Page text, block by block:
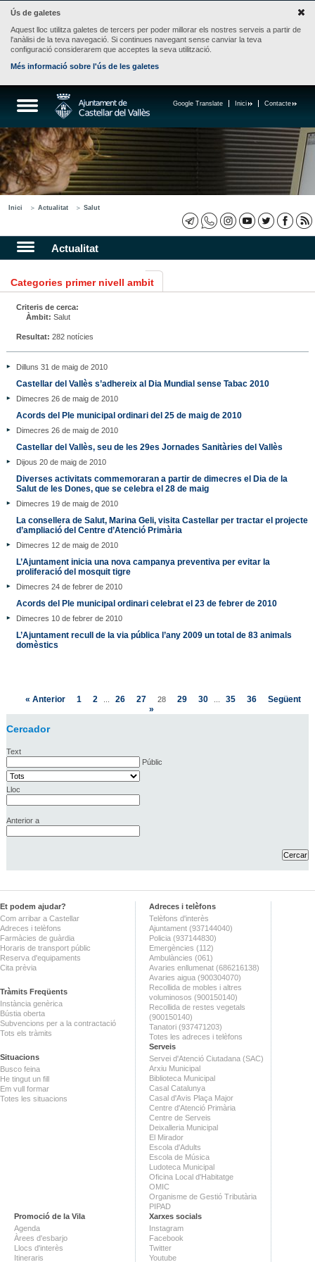
Ús de galetes
Aquest lloc utilitza galetes de tercers per poder millorar els nostres serveis a partir de
l'anàlisi de la teva navegació. Si continues navegant sense canviar la teva
configuració considerarem que acceptes la seva utilització.
Més informació sobre l'ús de les galetes
Contacte
Inici
Google Translate
Inici Actualitat Salut
Actualitat
Categories primer nivell ambit
Criteris de cerca:
Àmbit: Salut
Resultat: 282 notícies
Dilluns 31 de maig de 2010
Castellar del Vallès s’adhereix al Dia Mundial sense Tabac 2010
Dimecres 26 de maig de 2010
Acords del Ple municipal ordinari del 25 de maig de 2010
Dimecres 26 de maig de 2010
Castellar del Vallès, seu de les 29es Jornades Sanitàries del Vallès
Dijous 20 de maig de 2010
Diverses activitats commemoraran a partir de dimecres el Dia de la
Salut de les Dones, que se celebra el 28 de maig
Dimecres 19 de maig de 2010
La consellera de Salut, Marina Geli, visita Castellar per tractar el projecte
d’ampliació del Centre d’Atenció Primària
Dimecres 12 de maig de 2010
L’Ajuntament inicia una nova campanya preventiva per evitar la
proliferació del mosquit tigre
Dimecres 24 de febrer de 2010
Acords del Ple municipal ordinari celebrat el 23 de febrer de 2010
Dimecres 10 de febrer de 2010
L’Ajuntament recull de la via pública l’any 2009 un total de 83 animals
domèstics
« Anterior 1 2 26 27 28 29 30 35 36
Següent
»
Cercador
Text
Públic
Lloc
Anterior a
Et podem ajudar?
Com arribar a Castellar
Adreces i telèfons
Farmàcies de guàrdia
Horaris de transport públic
Reserva d'equipaments
Cita prèvia
Tràmits Freqüents
Instància genèrica
Bústia oberta
Subvencions per a la contractació
Tots els tràmits
Situacions
Busco feina
He tingut un fill
Em vull formar
Totes les situacions
Adreces i telèfons
Telèfons d'interès
Ajuntament (937144040)
Policia (937144830)
Emergències (112)
Ambulàncies (061)
Avaries enllumenat (686216138)
Avaries aigua (900304070)
Recollida de mobles i altres
voluminosos (900150140)
Recollida de restes vegetals
(900150140)
Tanatori (937471203)
Totes les adreces i telèfons
Serveis
Servei d'Atenció Ciutadana (SAC)
Arxiu Municipal
Biblioteca Municipal
Casal Catalunya
Casal d'Avis Plaça Major
Centre d'Atenció Primària
Centre de Serveis
Deixalleria Municipal
El Mirador
Escola d'Adults
Escola de Música
Ludoteca Municipal
Oficina Local d'Habitatge
OMIC
Organisme de Gestió Tributària
PIPAD
Promoció de la Vila
Agenda
Àrees d'esbarjo
Llocs d'interès
Itineraris
Xarxes socials
Instagram
Facebook
Twitter
Youtube